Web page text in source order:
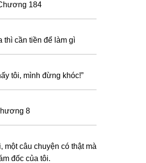
184
thì cần tiền để làm gì
tôi, mình đừng khóc!”
8
câu chuyện có thật mà
đốc của tôi.